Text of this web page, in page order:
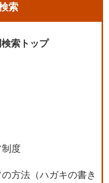
索
索トップ
度
方法（ハガキの書き